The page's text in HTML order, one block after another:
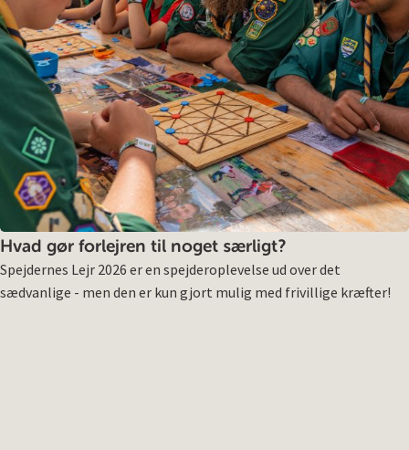
Hvad gør forlejren til noget særligt?
Spejdernes Lejr 2026 er en spejderoplevelse ud over det
sædvanlige - men den er kun gjort mulig med frivillige kræfter!